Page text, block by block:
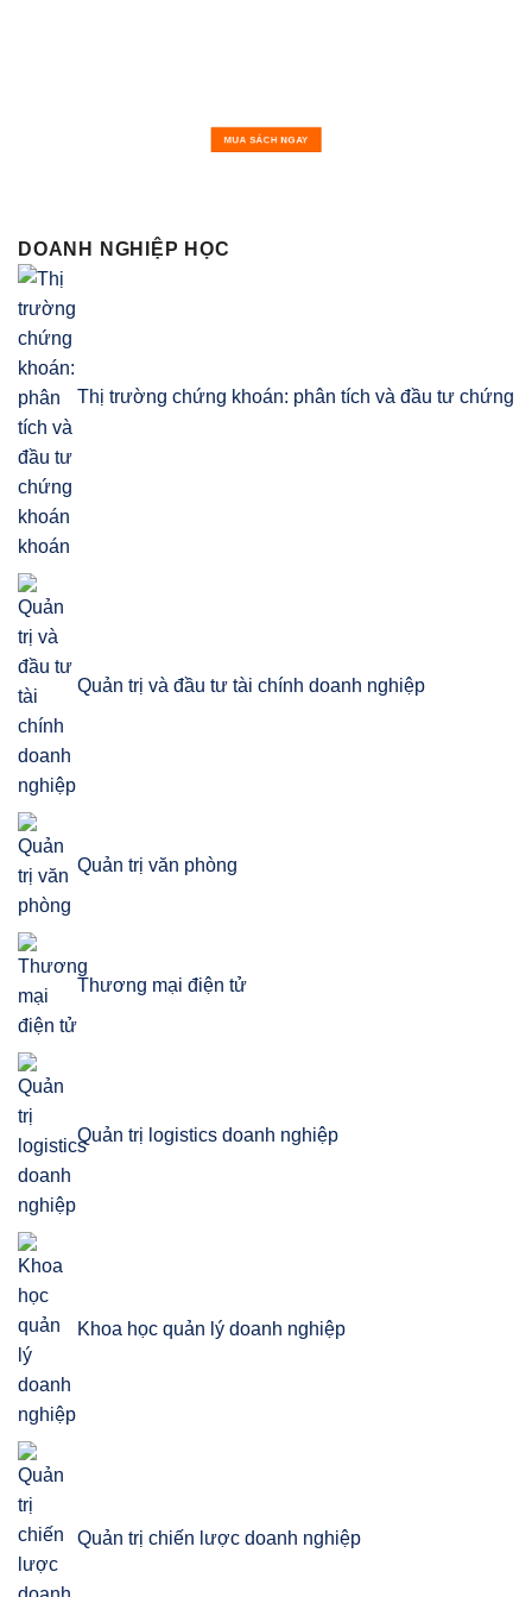
MUA SÁCH NGAY
DOANH NGHIỆP HỌC
Thị trường chứng khoán: phân tích và đầu tư chứng
khoán
Quản trị và đầu tư tài chính doanh nghiệp
Quản trị văn phòng
Thương mại điện tử
Quản trị logistics doanh nghiệp
Khoa học quản lý doanh nghiệp
Quản trị chiến lược doanh nghiệp